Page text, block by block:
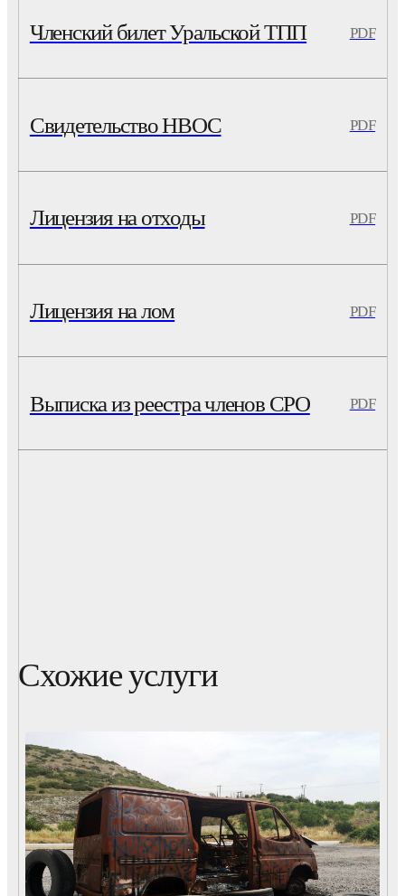
Членский билет Уральской ТПП PDF
Свидетельство НВОС PDF
Лицензия на отходы PDF
Лицензия на лом PDF
Выписка из реестра членов СРО PDF
Схожие услуги